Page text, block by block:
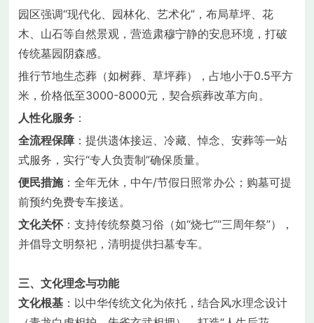
园区强调“现代化、园林化、艺术化”，布局草坪、花
木、山石等自然景观，营造肃穆宁静的安息环境，打破
传统墓园阴森感。
推行节地生态葬（如树葬、草坪葬），占地小于0.5平方
米，价格低至3000-8000元，契合殡葬改革方向。
人性化服务 ：
全流程保障 ：提供遗体接运、冷藏、悼念、安葬等一站
式服务，实行“专人负责制”确保质量。
便民措施：全年无休，中午/节假日照常办公；购墓可提
前预约免费专车接送。
文化关怀 ：支持传统祭奠习俗（如“烧七”“三周年祭”），
并倡导文明祭祀，清明提供扫墓专车。
三、文化理念与功能
文化根基 ：以中华传统文化为依托，结合风水理念设计